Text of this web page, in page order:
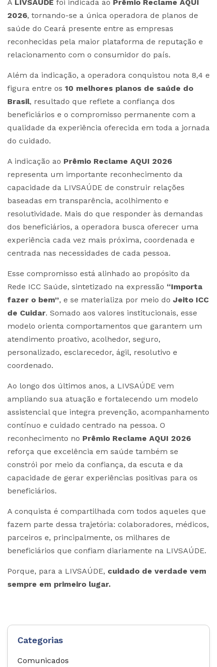
A LIVSAÚDE foi indicada ao Prêmio Reclame AQUI
2026, tornando-se a única operadora de planos de
saúde do Ceará presente entre as empresas
reconhecidas pela maior plataforma de reputação e
relacionamento com o consumidor do país.
Além da indicação, a operadora conquistou nota 8,4 e
figura entre os 10 melhores planos de saúde do
Brasil, resultado que reflete a confiança dos
beneficiários e o compromisso permanente com a
qualidade da experiência oferecida em toda a jornada
do cuidado.
A indicação ao Prêmio Reclame AQUI 2026
representa um importante reconhecimento da
capacidade da LIVSAÚDE de construir relações
baseadas em transparência, acolhimento e
resolutividade. Mais do que responder às demandas
dos beneficiários, a operadora busca oferecer uma
experiência cada vez mais próxima, coordenada e
centrada nas necessidades de cada pessoa.
Esse compromisso está alinhado ao propósito da
Rede ICC Saúde, sintetizado na expressão “Importa
fazer o bem”, e se materializa por meio do Jeito ICC
de Cuidar. Somado aos valores institucionais, esse
modelo orienta comportamentos que garantem um
atendimento proativo, acolhedor, seguro,
personalizado, esclarecedor, ágil, resolutivo e
coordenado.
Ao longo dos últimos anos, a LIVSAÚDE vem
ampliando sua atuação e fortalecendo um modelo
assistencial que integra prevenção, acompanhamento
contínuo e cuidado centrado na pessoa. O
reconhecimento no Prêmio Reclame AQUI 2026
reforça que excelência em saúde também se
constrói por meio da confiança, da escuta e da
capacidade de gerar experiências positivas para os
beneficiários.
A conquista é compartilhada com todos aqueles que
fazem parte dessa trajetória: colaboradores, médicos,
parceiros e, principalmente, os milhares de
beneficiários que confiam diariamente na LIVSAÚDE.
Porque, para a LIVSAÚDE, cuidado de verdade vem
sempre em primeiro lugar.
Categorias
Comunicados